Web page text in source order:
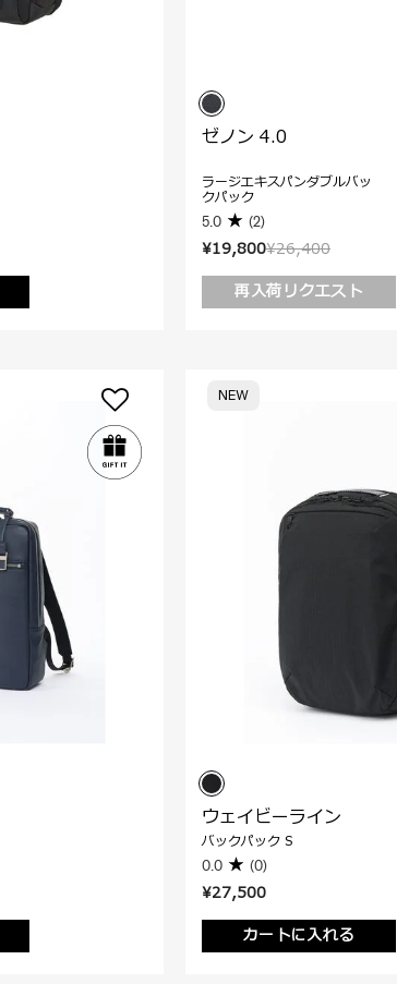
¥26,400
¥19,800
再入荷リクエスト
ゼノン 4.0
ラージエキスパンダブルバッ
クパック
5.0 (2)
¥27,500
カートに入れる
NEW
ウェイビーライン
バックパック S
0.0 (0)